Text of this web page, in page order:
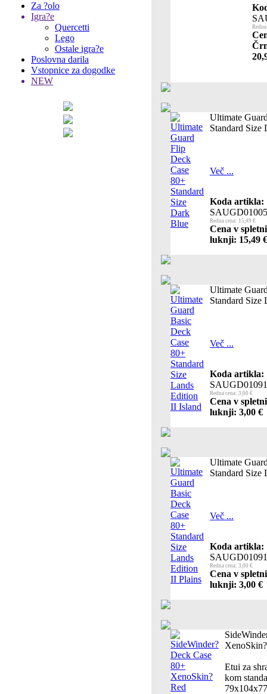
Za ?olo
Igra?e
Quercetti
Lego
Ostale igra?e
Poslovna darila
Vstopnice za dogodke
NEW
Ultimate
Standard Size
Več ...
Koda artikla:
Redna cena: 15,49 €
Cena v
luknji: 15,49 €
Ultimate
Standard Size
Več ...
Koda artikla:
Redna cena: 3,00 €
Cena v
luknji: 3,00 €
Ultimate
Standard Size
Več ...
Koda artikla:
Redna cena: 3,00 €
Cena v
luknji: 3,00 €
Etui za
kom